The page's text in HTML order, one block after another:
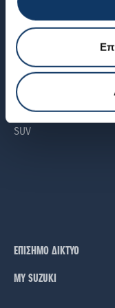
SUZUKI WORLD
SUZUKI
Νέα & Άρθρα
Γιατί SUZUKI
Περιβάλλον
Υβριδικά αυτοκίνητα
Μικρά αυτοκίνητα
SUV
ΕΠΙΣΗΜΟ ΔΙΚΤΥΟ
ΜΥ SUZUKI